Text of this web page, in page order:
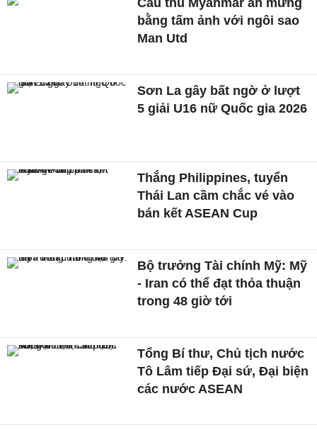
bằng tấm ảnh với ngôi sao
Man Utd
Sơn La gây bất ngờ ở lượt
5 giải U16 nữ Quốc gia 2026
Thắng Philippines, tuyển
Thái Lan cầm chắc vé vào
bán kết ASEAN Cup
Bộ trưởng Tài chính Mỹ: Mỹ
- Iran có thể đạt thỏa thuận
trong 48 giờ tới
Tổng Bí thư, Chủ tịch nước
Tô Lâm tiếp Đại sứ, Đại biện
các nước ASEAN